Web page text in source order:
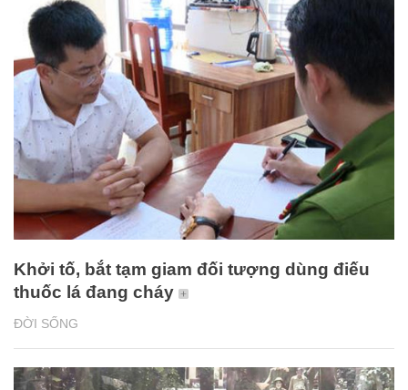
ĐỜI SỐNG
Khởi tố, bắt tạm giam đối tượng dùng điếu
thuốc lá đang cháy